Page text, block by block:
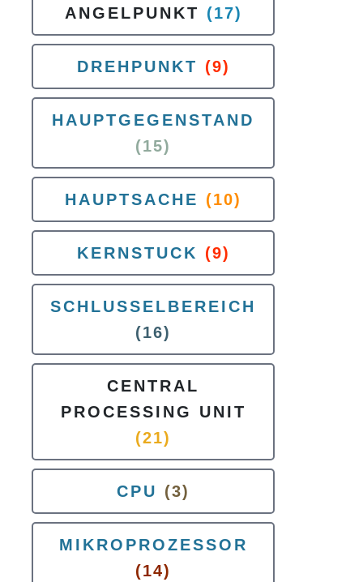
ANGELPUNKT (17)
DREHPUNKT (9)
HAUPTGEGENSTAND
(15)
HAUPTSACHE (10)
KERNSTUCK (9)
SCHLUSSELBEREICH
(16)
CENTRAL
PROCESSING UNIT
(21)
CPU (3)
MIKROPROZESSOR
(14)